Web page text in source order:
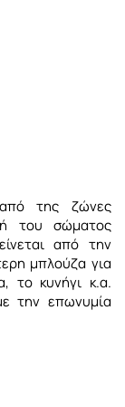
της ζώνες
του σώματος
από την
μπλούζα για
το κυνήγι κ.α.
την επωνυμία